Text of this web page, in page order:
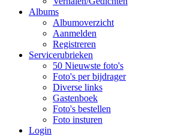
Albums
Albumoverzicht
Aanmelden
Registreren
Servicerubrieken
50 Nieuwste foto's
Foto's per bijdrager
Diverse links
Gastenboek
Foto's bestellen
Foto insturen
Login